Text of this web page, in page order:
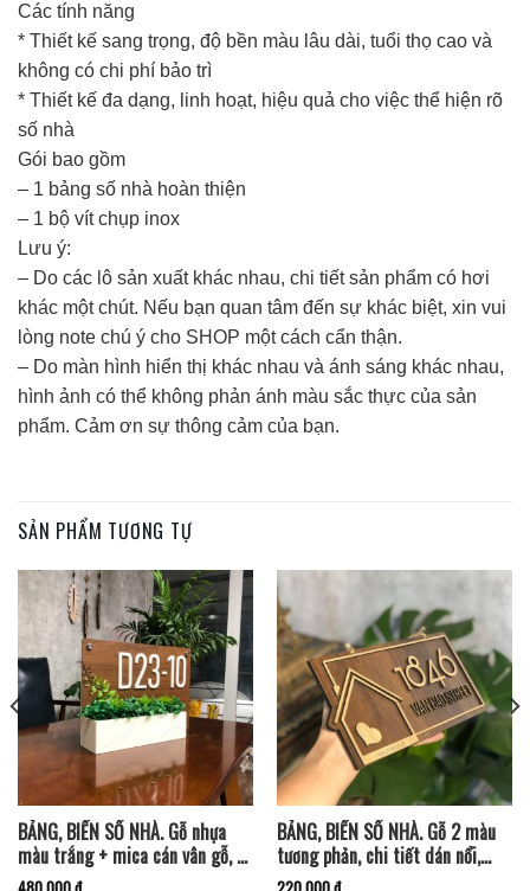
Các tính năng
* Thiết kế sang trọng, độ bền màu lâu dài, tuổi thọ cao và
không có chi phí bảo trì
* Thiết kế đa dạng, linh hoạt, hiệu quả cho việc thể hiện rõ
số nhà
Gói bao gồm
– 1 bảng số nhà hoàn thiện
– 1 bộ vít chụp inox
Lưu ý:
– Do các lô sản xuất khác nhau, chi tiết sản phẩm có hơi
khác một chút. Nếu bạn quan tâm đến sự khác biệt, xin vui
lòng note chú ý cho SHOP một cách cẩn thận.
– Do màn hình hiển thị khác nhau và ánh sáng khác nhau,
hình ảnh có thể không phản ánh màu sắc thực của sản
phẩm. Cảm ơn sự thông cảm của bạn.
SẢN PHẨM TƯƠNG TỰ
BẢNG, BIỂN SỐ NHÀ. Gỗ nhựa
màu trắng + mica cán vân gỗ, có
khay để trồng cây, có sẵn hoa
BẢNG, BIỂN SỐ NHÀ. Gỗ 2 màu
tương phản, chi tiết dán nổi,
PMV-BSN002